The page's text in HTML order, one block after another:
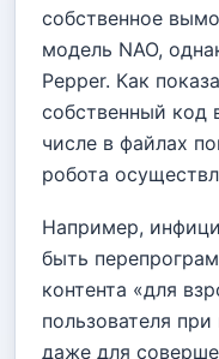
собственное
модель NAO,
Pepper. Как
собственный код
числе в файлах
робота
Например,
быть
контента «для
пользователя
даже для